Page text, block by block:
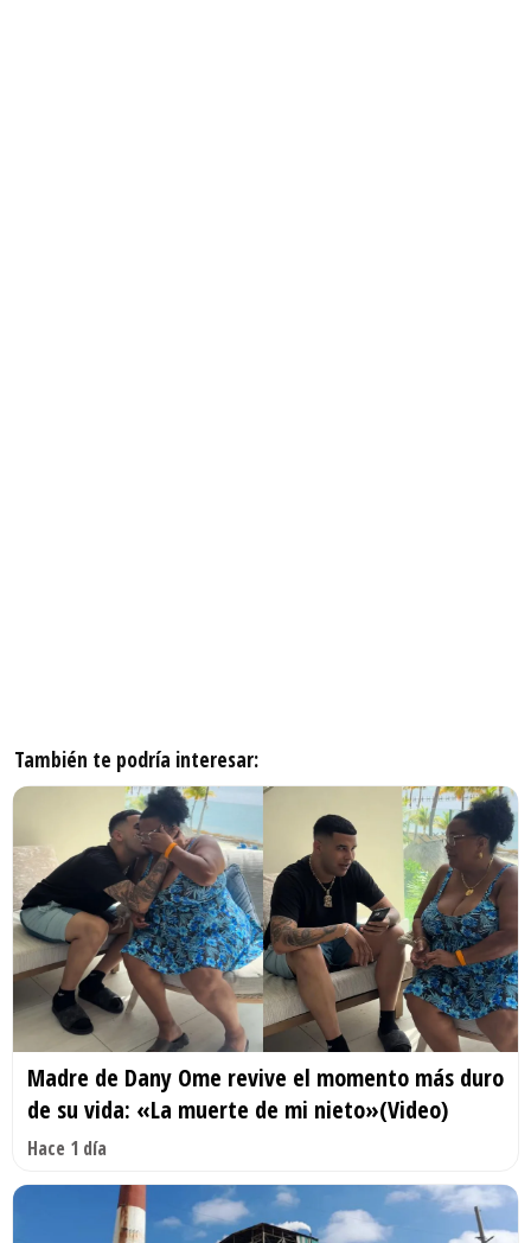
También te podría interesar:
Madre de Dany Ome revive el momento más duro
de su vida: «La muerte de mi nieto»(Video)
Hace 1 día